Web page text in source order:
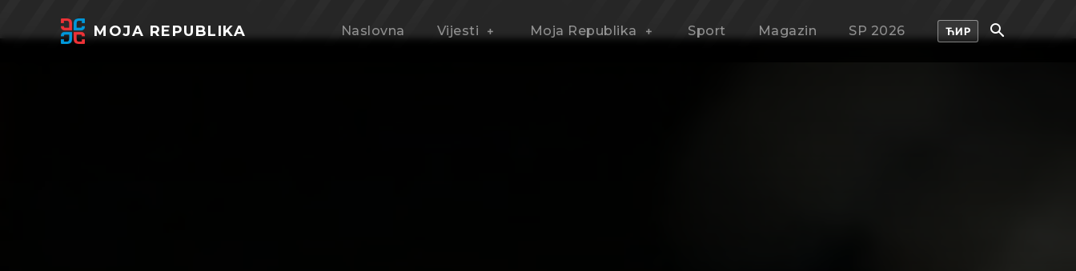
MOJA REPUBLIKA Naslovna Vijesti Moja Republika Sport Magazin SP 2026